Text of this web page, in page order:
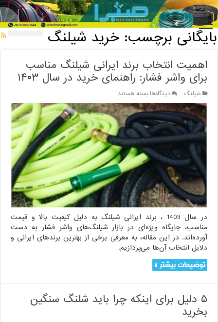
خانه / بایگانی برچسب: خرید شیلنگ
بایگانی برچسب:خرید شیلنگ
اهمیت انتخاب برند ایرانی شیلنگ مناسب
برای واشر فشار: راهنمای خرید در سال ۱۴۰۳
شیلنگ دیدگاه‌هابرای
اهمیت
انتخاب
برند
ایرانی
شیلنگ
مناسب
برای
واشر
فشار:
راهنمای
خرید
در
سال
۱۴۰۳
بسته هستند
در سال 1403 ، برند ایرانی شیلنگ به دلیل کیفیت بالا و قیمت
مناسب، جایگاه ویژه‌ای در بازار شیلنگ‌های واشر فشار به دست
آورده‌اند. در این مقاله، به معرفی برخی از بهترین برندهای ایرانی و
دلایل انتخاب آن‌ها می‌پردازیم.
توضیحات بیشتر »
۵ دلیل برای اینکه چرا باید شلنگ‌ سنگین
بخرید